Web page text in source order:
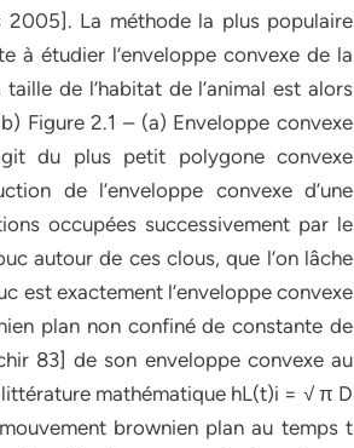
2005]. La méthode la plus populaire
à étudier l’enveloppe convexe de la
de l’habitat de l’animal est alors
Figure 2.1 – (a) Enveloppe convexe
du plus petit polygone convexe
de l’enveloppe convexe d’une
occupées successivement par le
autour de ces clous, que l’on lâche
est exactement l’enveloppe convexe
plan non confiné de constante de
83] de son enveloppe convexe au
mathématique hL(t)i = √ π D
brownien plan au temps t